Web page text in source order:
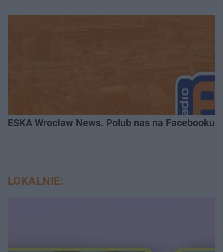
ESKA Wrocław News. Polub nas na Facebooku!
LOKALNIE: